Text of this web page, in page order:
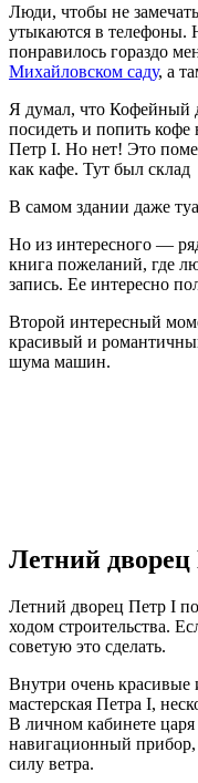
Люди, чтобы не
утыкаются в телефоны.
понравилось гораздо
Михайловском саду, а
Я думал, что Кофейный
посидеть и попить кофе
Петр I. Но нет! Это
как кафе. Тут был склад
В самом здании даже
Но из интересного —
книга пожеланий, где
запись. Ее интересно
Второй интересный
красивый и
шума машин.
Летний
Летний дворец Петр I
ходом строительства.
советую это сделать.
Внутри очень красивые
мастерская Петра I,
В личном кабинете
навигационный прибор,
силу ветра.